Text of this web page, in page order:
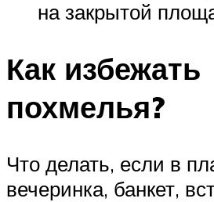
на закрытой
Как избежать
похмелья?
Что делать, если в
вечеринка, банкет,